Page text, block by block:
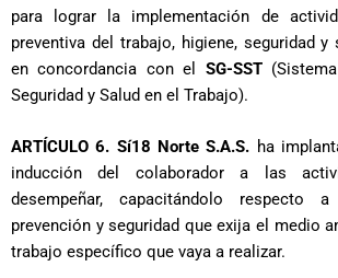
para lograr la implementación de
preventiva del trabajo, higiene, seguridad
en concordancia con el SG-SST
Seguridad y Salud en el Trabajo).
ARTÍCULO 6. Sí18 Norte S.A.S. ha
inducción del colaborador a las
desempeñar, capacitándolo respecto
prevención y seguridad que exija el medio
trabajo específico que vaya a realizar.